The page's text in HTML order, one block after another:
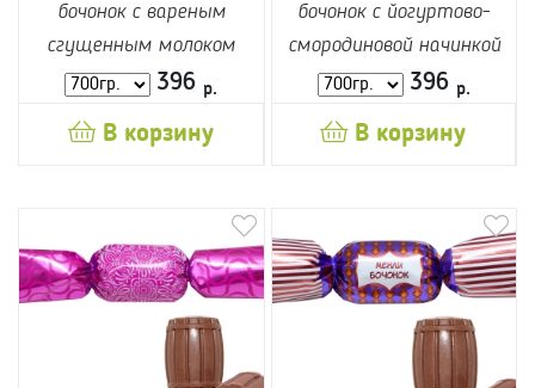
бочонок с вареным
сгущенным молоком
396 р.
В корзину
бочонок с йогуртово-
смородиновой начинкой
396 р.
В корзину